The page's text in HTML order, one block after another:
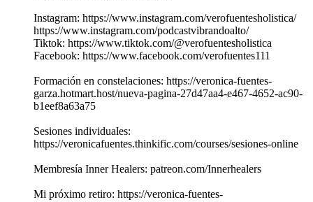
Instagram: https://www.instagram.com/verofuentesholistica/
https://www.instagram.com/podcastvibrandoalto/
Tiktok: https://www.tiktok.com/@verofuentesholistica
Facebook: https://www.facebook.com/verofuentes111
Formación en constelaciones: https://veronica-fuentes-
garza.hotmart.host/nueva-pagina-27d47aa4-e467-4652-ac90-
b1eef8a63a75
Sesiones individuales:
https://veronicafuentes.thinkific.com/courses/sesiones-online
Membresía Inner Healers: patreon.com/Innerhealers
Mi próximo retiro: https://veronica-fuentes-